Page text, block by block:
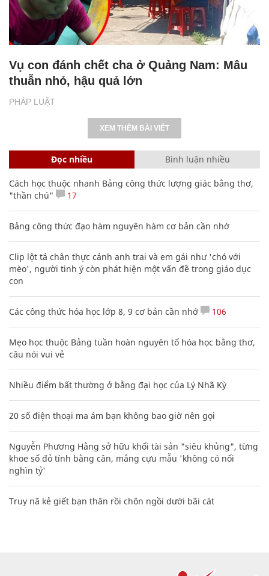
PHÁP LUẬT
Vụ con đánh chết cha ở Quảng Nam: Mâu
thuẫn nhỏ, hậu quả lớn
XEM THÊM BÀI VIẾT
Đọc nhiều Bình luận nhiều
Cách học thuộc nhanh Bảng công thức lượng giác bằng thơ,
"thần chú"
17
Bảng công thức đạo hàm nguyên hàm cơ bản cần nhớ
Clip lột tả chân thực cảnh anh trai và em gái như 'chó với
mèo', người tinh ý còn phát hiện một vấn đề trong giáo dục
con
Các công thức hóa học lớp 8, 9 cơ bản cần nhớ 106
Mẹo học thuộc Bảng tuần hoàn nguyên tố hóa học bằng thơ,
câu nói vui vẻ
Nhiều điểm bất thường ở bằng đại học của Lý Nhã Kỳ
20 số điện thoại ma ám bạn không bao giờ nên gọi
Nguyễn Phương Hằng sở hữu khối tài sản "siêu khủng", từng
khoe sổ đỏ tính bằng cân, mắng cựu mẫu 'không có nổi
nghìn tỷ'
Truy nã kẻ giết bạn thân rồi chôn ngồi dưới bãi cát